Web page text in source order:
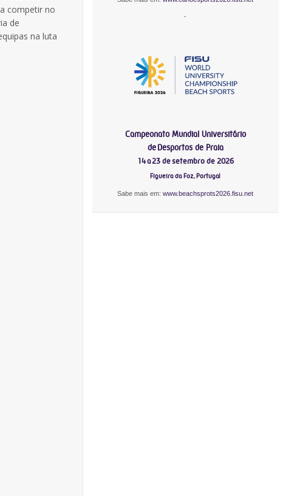
competir no
de
na luta
-
Campeonato Mundial Universitário
de Desportos de Praia
14 a 23 de setembro de 2026
Figueira da Foz, Portugal
Sabe mais em:www.beachsprots2026.fisu.net